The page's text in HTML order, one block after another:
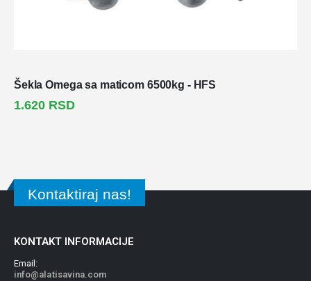
Šekla Omega sa maticom 6500kg - HFS
1.620 RSD
Kontaktiraj nas!
KONTAKT INFORMACIJE
Email:
info@alatisavina.com